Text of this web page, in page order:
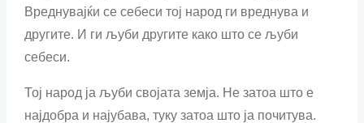
Вреднувајќи се себеси тој народ ги вреднува и
другите. И ги љуби другите како што се љуби
себеси.
Тој народ ја љуби својата земја. Не затоа што е
најдобра и најубава, туку затоа што ја почитува.